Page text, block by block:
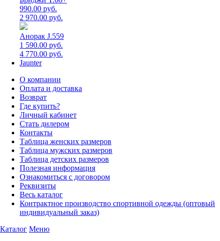
990.00 руб.
2 970.00 руб.
Анорак J.559
1 590.00 руб.
4 770.00 руб.
Jaunter
О компании
Оплата и доставка
Возврат
Где купить?
Личный кабинет
Стать дилером
Контакты
Таблица женских размеров
Таблица мужских размеров
Таблица детских размеров
Полезная информация
Ознакомиться с договором
Реквизиты
Весь каталог
Контрактное производство спортивной одежды (оптовый
индивидуальный заказ)
Каталог Меню